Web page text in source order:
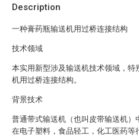
Description
一种膏药瓶输送机用过桥连接结构
技术领域
本实用新型涉及输送机技术领域，特
机用过桥连接结构。
背景技术
普通带式输送机（也叫皮带输送机）
在电子塑料，食品轻工，化工医药等